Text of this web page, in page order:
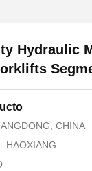
Hydraulic
CHINA
HAOXIANG